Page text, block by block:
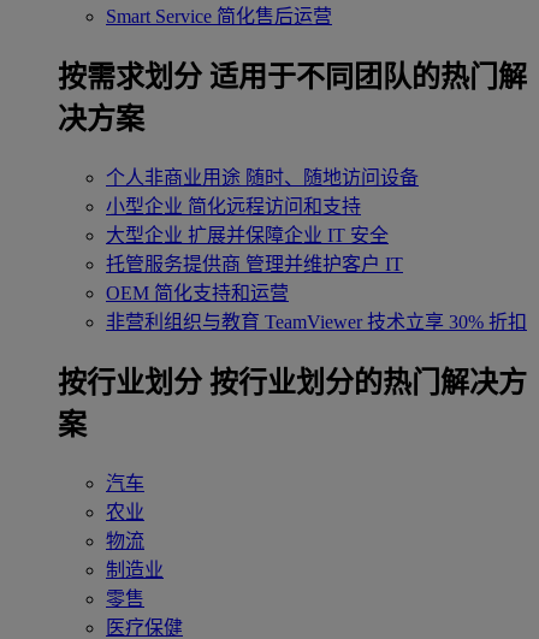
Smart Service 简化售后运营
按需求划分 适用于不同团队的热门解
决方案
个人非商业用途 随时、随地访问设备
小型企业 简化远程访问和支持
大型企业 扩展并保障企业 IT 安全
托管服务提供商 管理并维护客户 IT
OEM 简化支持和运营
非营利组织与教育 TeamViewer 技术立享 30% 折扣
‌按行业划分 按行业划分的热门解决方
案
汽车
农业
物流
制造业
零售
医疗保健